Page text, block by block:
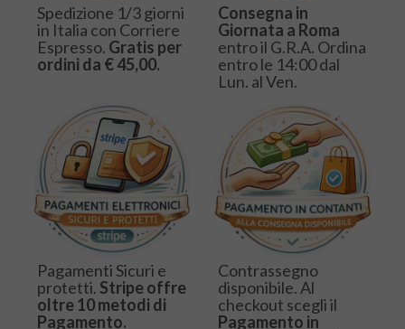
Spedizione 1/3 giorni
in Italia con Corriere
Espresso. Gratis per
ordini da € 45,00.
Consegna in
Giornata a Roma
entro il G.R.A. Ordina
entro le 14:00 dal
Lun. al Ven.
Pagamenti Sicuri e
protetti. Stripe offre
oltre 10 metodi di
Pagamento.
Contrassegno
disponibile. Al
checkout scegli il
Pagamento in